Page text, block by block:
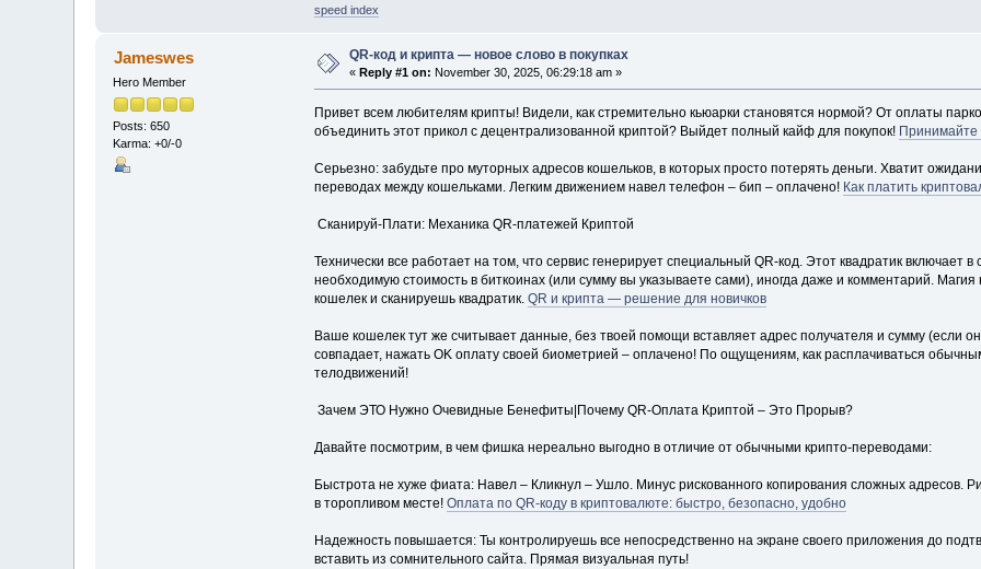
speed index
Jameswes
Hero Member
Posts: 650
Karma: +0/-0
QR-код и крипта — новое слово в покупках
«Reply #1 on: November 30, 2025, 06:29:18 am »
Привет всем любителям крипты! Видели, как стремительно кьюарки становятся нормой? От оплаты
объединить этот прикол с децентрализованной криптой? Выйдет полный кайф для покупок! Принимайте
Серьезно: забудьте про муторных адресов кошельков, в которых просто потерять деньги. Хватит
переводах между кошельками. Легким движением навел телефон – бип – оплачено! Как платить
Сканируй-Плати: Механика QR-платежей Криптой
Технически все работает на том, что сервис генерирует специальный QR-код. Этот квадратик включает
необходимую стоимость в биткоинах (или сумму вы указываете сами), иногда даже и комментарий.
кошелек и сканируешь квадратик. QR и крипта — решение для новичков
Ваше кошелек тут же считывает данные, без твоей помощи вставляет адрес получателя и сумму (если
совпадает, нажать OK оплату своей биометрией – оплачено! По ощущениям, как расплачиваться
телодвижений!
Зачем ЭТО Нужно Очевидные Бенефиты|Почему QR-Оплата Криптой – Это Прорыв?
Давайте посмотрим, в чем фишка нереально выгодно в отличие от обычными крипто-переводами:
Быстрота не хуже фиата: Навел – Кликнул – Ушло. Минус рискованного копирования сложных адресов.
в торопливом месте! Оплата по QR-коду в криптовалюте: быстро, безопасно, удобно
Надежность повышается: Ты контролируешь все непосредственно на экране своего приложения до
вставить из сомнительного сайта. Прямая визуальная путь!